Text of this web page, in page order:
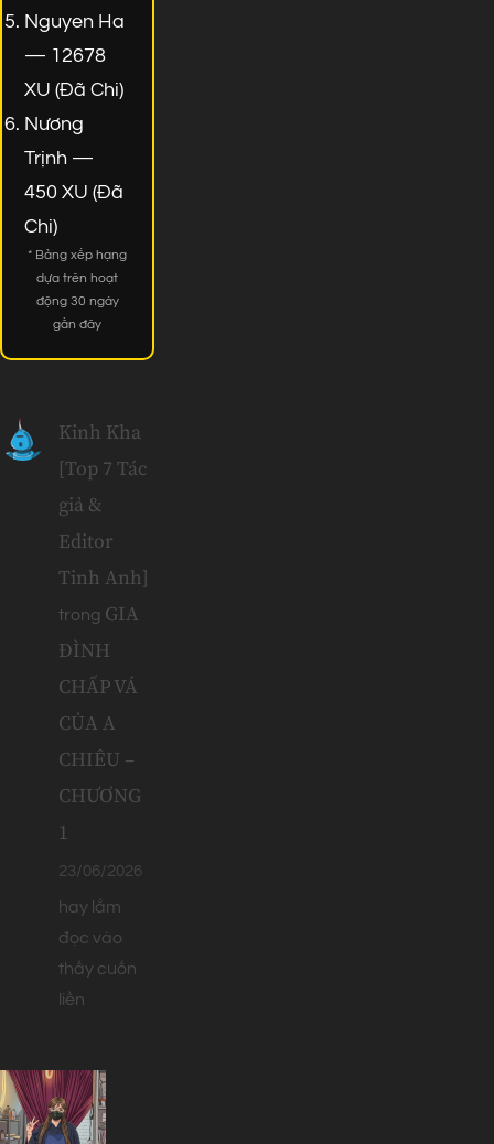
Nguyen Ha
— 12678
XU (Đã Chi)
Nương
Trịnh —
450 XU (Đã
Chi)
* Bảng xếp hạng
dựa trên hoạt
động 30 ngày
gần đây
Kinh Kha
[Top 7 Tác
giả &
Editor
Tinh Anh]
trong GIA
ĐÌNH
CHẤP VÁ
CỦA A
CHIÊU –
CHƯƠNG
1
23/06/2026
hay lắm
đọc vào
thấy cuốn
liền